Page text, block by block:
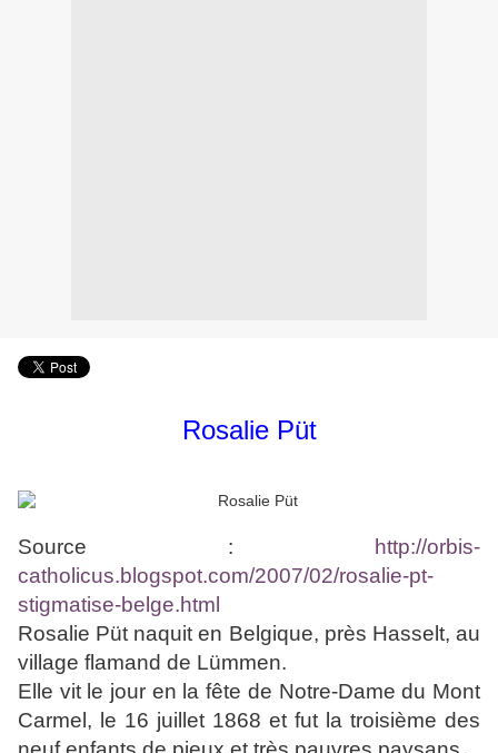
Rosalie Püt
Source :
http://orbis-
catholicus.blogspot.com/2007/02/rosalie-pt-
stigmatise-belge.html
Rosalie Püt naquit en Belgique, près Hasselt, au
village flamand de Lümmen.
Elle vit le jour en la fête de Notre-Dame du Mont
Carmel, le 16 juillet 1868 et fut la troisième des